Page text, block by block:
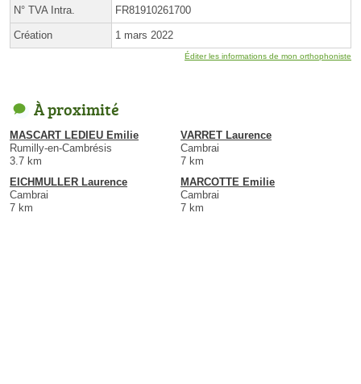
N° TVA Intra. FR81910261700
Création 1 mars 2022
Éditer les informations de mon orthophoniste
À proximité
MASCART LEDIEU Emilie
Rumilly-en-Cambrésis
3.7 km
VARRET Laurence
Cambrai
7 km
EICHMULLER Laurence
Cambrai
7 km
MARCOTTE Emilie
Cambrai
7 km